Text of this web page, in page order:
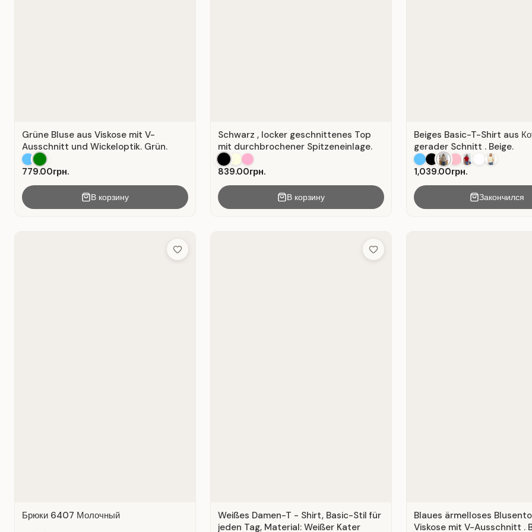
Grüne Bluse aus Viskose mit V-
Ausschnitt und Wickeloptik. Grün.
779.00грн.
В корзину
Schwarz , locker geschnittenes Top
mit durchbrochener Spitzeneinlage.
839.00грн.
В корзину
Beiges Basic-T-Shirt aus
gerader Schnitt . Beige.
1,039.00грн.
Закончился
Add to Wish List
Брюки 6407 Молочный
Add to Wish List
Weißes Damen-T - Shirt, Basic-Stil für
jeden Tag, Material: Weißer Kater
Blaues ärmelloses
Viskose mit V-Ausschnitt .